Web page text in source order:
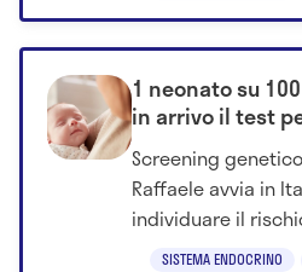
SISTEMA ENDOCRINO
1 neonato su
in arrivo il test
Screening
Raffaele avvia in
individuare il
fin dai primi giorni